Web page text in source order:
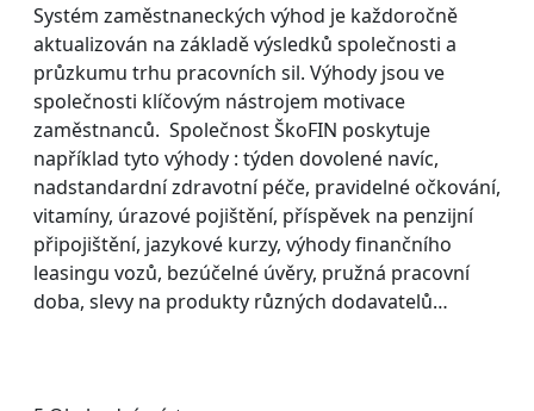
Systém zaměstnaneckých výhod je každoročně
aktualizován na základě výsledků společnosti a
průzkumu trhu pracovních sil. Výhody jsou ve
společnosti klíčovým nástrojem motivace
zaměstnanců. Společnost ŠkoFIN poskytuje
například tyto výhody : týden dovolené navíc,
nadstandardní zdravotní péče, pravidelné očkování,
vitamíny, úrazové pojištění, příspěvek na penzijní
připojištění, jazykové kurzy, výhody finančního
leasingu vozů, bezúčelné úvěry, pružná pracovní
doba, slevy na produkty různých dodavatelů…